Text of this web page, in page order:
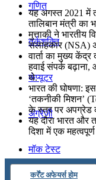
गणित
तर्कशक्ति
कंप्यूटर
अंग्रेजी
मॉक टेस्ट
यह अगस्त 2021 में
तालिबान मंत्री का
मुत्ताकी ने भारतीय
सलाहकार (NSA)
वार्ता का मुख्य
हवाई संपर्क बढ़ाना,
थे.
भारत की घोषणा:
‘तकनीकी मिशन’
के स्तर पर अपग्रेड
यह दौरा भारत और
दिशा में एक
कर्रेंट अफेयर्स होम